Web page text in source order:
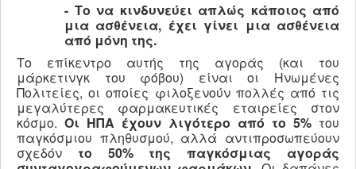
- Το να κινδυνεύει απλώς κάποιος από
μια ασθένεια, έχει γίνει μια ασθένεια
από μόνη της.
Το επίκεντρο αυτής της αγοράς (και του
μάρκετινγκ του φόβου) είναι οι Ηνωμένες
Πολιτείες, οι οποίες φιλοξενούν πολλές από τις
μεγαλύτερες φαρμακευτικές εταιρείες στον
κόσμο. Οι ΗΠΑ έχουν λιγότερο από το 5% του
παγκόσμιου πληθυσμού, αλλά αντιπροσωπεύουν
σχεδόν το 50% της παγκόσμιας αγοράς